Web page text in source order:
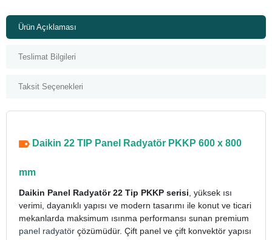
Ürün Açıklaması
Teslimat Bilgileri
Taksit Seçenekleri
Daikin 22 TIP Panel Radyatör PKKP 600 x 800
mm
Daikin Panel Radyatör 22 Tip PKKP serisi , yüksek ısı
verimi, dayanıklı yapısı ve modern tasarımı ile konut ve ticari
mekanlarda maksimum ısınma performansı sunan premium
panel radyatör çözümüdür. Çift panel ve çift konvektör yapısı